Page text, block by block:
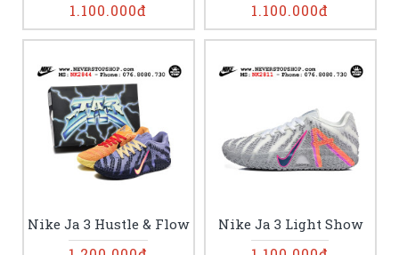
1.100.000đ 1.100.000đ
Nike Ja 3 Hustle & Flow Nike Ja 3 Light Show